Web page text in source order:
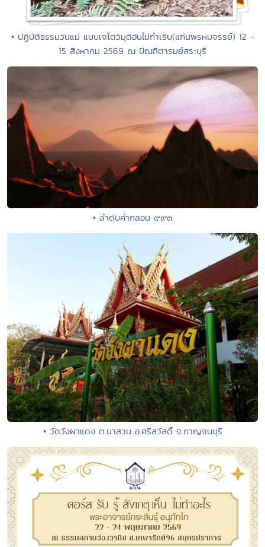
• ปฏิบัติธรรมวันแม่ แบบเจโตวิมุติอันไม่กำเริบ(แก่นพรหมจรรย์) 12 -
15 สิงหาคม 2569 ณ ปัณฑิตารมย์สระบุรี
• ลำดับคำกลอน ๙๙๓
• วัดวังผาแดง ต.นาสวน อ.ศรีสวัสดิ์ จ.กาญจนบุรี